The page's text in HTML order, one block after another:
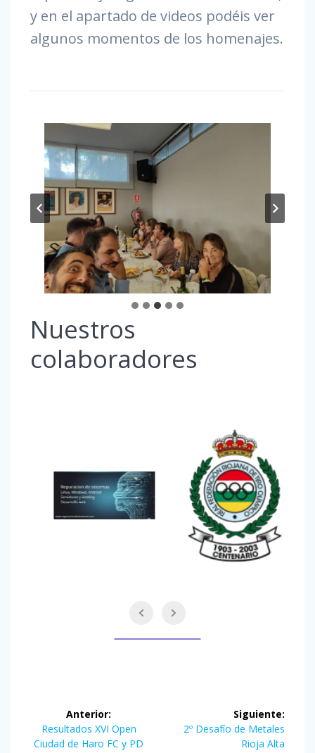
y en el apartado de videos podéis ver
algunos momentos de los homenajes.
Nuestros
colaboradores
Navegación
de
Anterior:
Entrada
anterior:
Resultados XVI Open
Ciudad de Haro FC y PD
Siguiente:
Siguiente
2º Desafío de Metales
Rioja Alta